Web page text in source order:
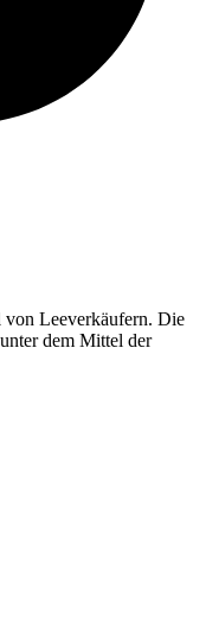
Leeverkäufern. Die
dem Mittel der